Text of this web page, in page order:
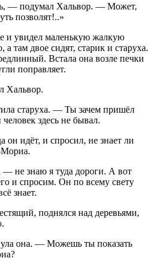
— подумал Хальвор. — Может,
позволят!..»
и увидел маленькую жалкую
там двое сидят, старик и старуха.
Встала она возле печки
поправляет.
Хальвор.
старуха. — Ты зачем пришёл
здесь не бывал.
он идёт, и спросил, не знает ли
Мориа.
не знаю я туда дороги. А вот
и спросим. Он по всему свету
знает.
поднялся над деревьями,
она. — Можешь ты показать